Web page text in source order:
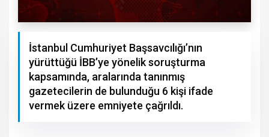
İstanbul Cumhuriyet Başsavcılığı’nın
yürüttüğü İBB’ye yönelik soruşturma
kapsamında, aralarında tanınmış
gazetecilerin de bulunduğu 6 kişi ifade
vermek üzere emniyete çağrıldı.